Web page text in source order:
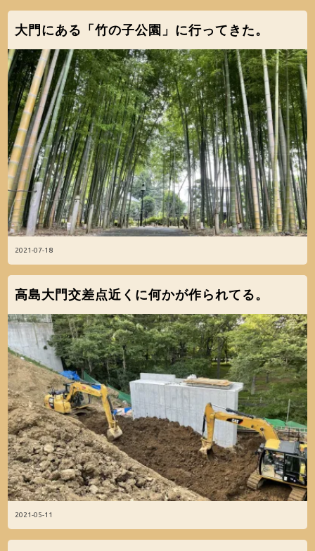
2021-07-18
大門にある「竹の子公園」に行ってきた。
2021-05-11
高島大門交差点近くに何かが作られてる。